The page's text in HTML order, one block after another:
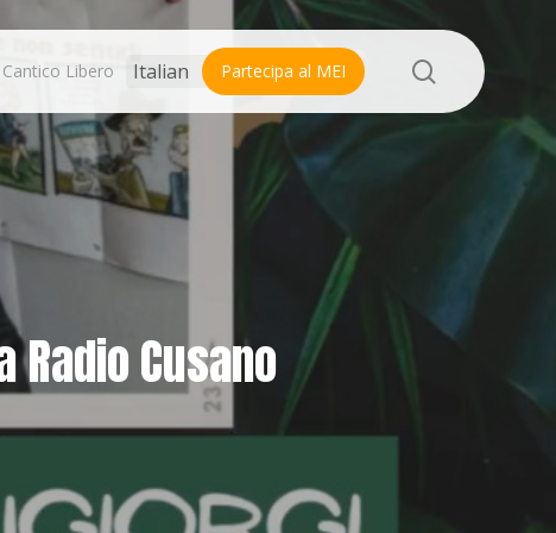
Libero Partecipa al MEI search
Cusano